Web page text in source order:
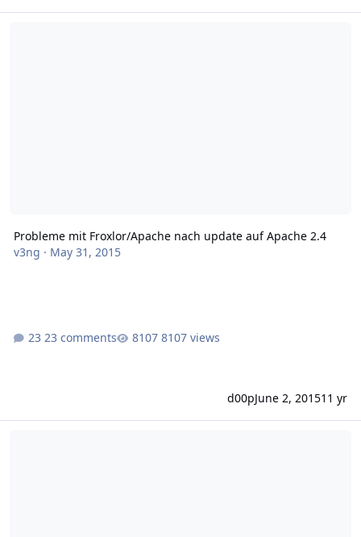
Probleme mit Froxlor/Apache nach update auf Apache 2.4
v3ng · May 31, 2015
23 comments 8107 views
d00pJune 2, 201511 yr